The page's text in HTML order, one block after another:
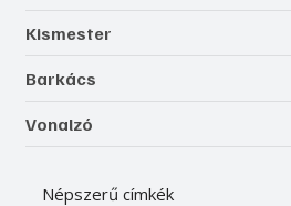
Kismester
Barkács
Vonalzó
Népszerű címkék